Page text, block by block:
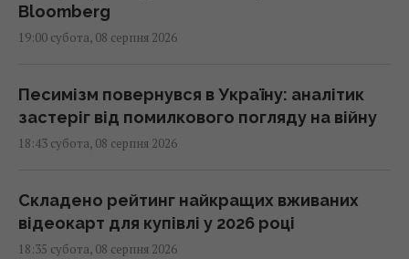
Bloomberg
19:00 субота, 08 серпня 2026
Песимізм повернувся в Україну: аналітик
застеріг від помилкового погляду на війну
18:43 субота, 08 серпня 2026
Складено рейтинг найкращих вживаних
відеокарт для купівлі у 2026 році
18:35 субота, 08 серпня 2026